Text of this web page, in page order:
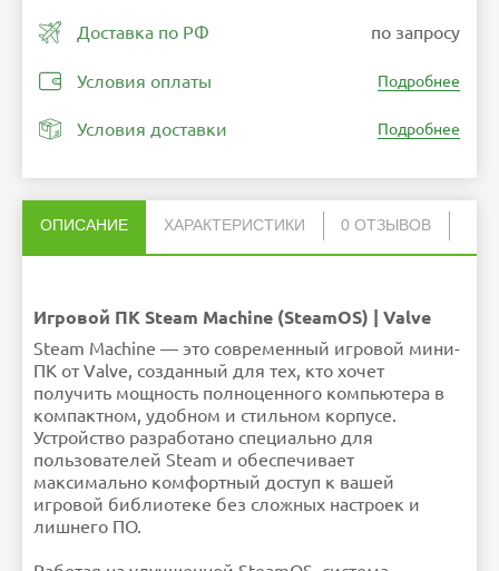
Доставка по РФ по запросу
Условия оплаты Подробнее
Условия доставки Подробнее
ОПИСАНИЕ ХАРАКТЕРИСТИКИ 0 ОТЗЫВОВ
Игровой ПК Steam Machine (SteamOS) | Valve
Steam Machine — это современный игровой мини-
ПК от Valve, созданный для тех, кто хочет
получить мощность полноценного компьютера в
компактном, удобном и стильном корпусе.
Устройство разработано специально для
пользователей Steam и обеспечивает
максимально комфортный доступ к вашей
игровой библиотеке без сложных настроек и
лишнего ПО.
Операционная система SteamOS
Габариты
152 *162.4 * 150
мм
Объем жесткого диска
Поддержка Wi-Fi Да
Ошибка в описании?
HTML не поддерживается! Используйте
РейтингПлохо Хорошо
Продолжить